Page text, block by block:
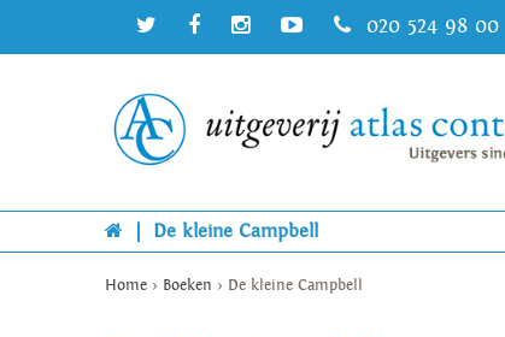
020 524 98 00
De kleine Campbell
Home > Boeken > De kleine Campbell